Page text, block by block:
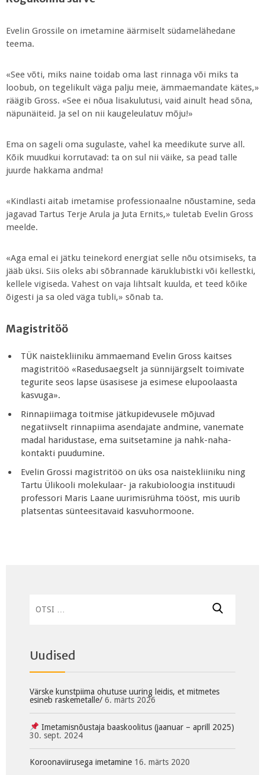
Evelin Grossile on imetamine äärmiselt südamelähedane
teema.
«See võti, miks naine toidab oma last rinnaga või miks ta
loobub, on tegelikult väga palju meie, ämmaemandate kätes,»
räägib Gross. «See ei nõua lisakulutusi, vaid ainult head sõna,
näpunäiteid. Ja sel on nii kaugeleulatuv mõju!»
Ema on sageli oma sugulaste, vahel ka meedikute surve all.
Kõik muudkui korrutavad: ta on sul nii väike, sa pead talle
juurde hakkama andma!
«Kindlasti aitab imetamise professionaalne nõustamine, seda
jagavad Tartus Terje Arula ja Juta Ernits,» tuletab Evelin Gross
meelde.
«Aga emal ei jätku teinekord energiat selle nõu otsimiseks, ta
jääb üksi. Siis oleks abi sõbrannade käruklubistki või kellestki,
kellele vigiseda. Vahest on vaja lihtsalt kuulda, et teed kõike
õigesti ja sa oled väga tubli,» sõnab ta.
Magistritöö
TÜK naistekliiniku ämmaemand Evelin Gross kaitses
magistritöö «Rasedusaegselt ja sünnijärgselt toimivate
tegurite seos lapse üsasisese ja esimese elupoolaasta
kasvuga».
Rinnapiimaga toitmise jätkupidevusele mõjuvad
negatiivselt rinnapiima asendajate andmine, vanemate
madal haridustase, ema suitsetamine ja nahk-naha-
kontakti puudumine.
Evelin Grossi magistritöö on üks osa naistekliiniku ning
Tartu Ülikooli molekulaar- ja rakubioloogia instituudi
professori Maris Laane uurimisrühma tööst, mis uurib
platsentas sünteesitavaid kasvuhormoone.
Uudised
Värske kunstpiima ohutuse uuring leidis, et mitmetes
esineb raskemetalle/ 6. märts 2026
Imetamisnõustaja baaskoolitus (jaanuar – aprill 2025)
30. sept. 2024
Koroonaviirusega imetamine 16. märts 2020